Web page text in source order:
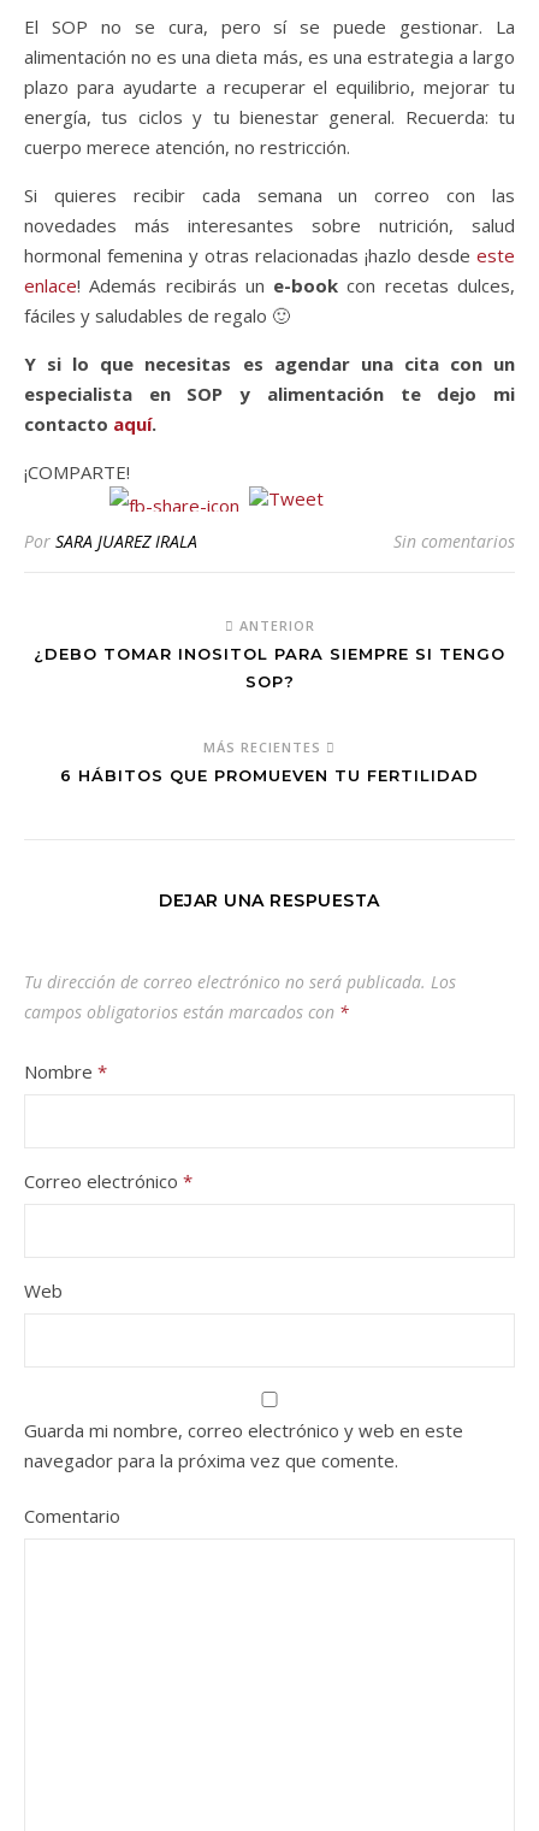
El SOP no se cura, pero sí se puede gestionar. La
alimentación no es una dieta más, es una estrategia a largo
plazo para ayudarte a recuperar el equilibrio, mejorar tu
energía, tus ciclos y tu bienestar general. Recuerda: tu
cuerpo merece atención, no restricción.
Si quieres recibir cada semana un correo con las
novedades más interesantes sobre nutrición, salud
hormonal femenina y otras relacionadas ¡hazlo desde este
enlace! Además recibirás un e-bookcon recetas dulces,
fáciles y saludables de regalo 🙂
Y si lo que necesitas es agendar una cita con un
especialista en SOP y alimentación te dejo mi
contacto aquí.
¡COMPARTE!
Por SARA JUAREZ IRALA Sin comentarios
ANTERIOR
¿DEBO TOMAR INOSITOL PARA SIEMPRE SI TENGO
SOP?
MÁS RECIENTES
6 HÁBITOS QUE PROMUEVEN TU FERTILIDAD
DEJAR UNA RESPUESTA
Tu dirección de correo electrónico no será publicada. Los
campos obligatorios están marcados con *
Nombre *
Correo electrónico *
Web
Guarda mi nombre, correo electrónico y web en este
navegador para la próxima vez que comente.
Comentario